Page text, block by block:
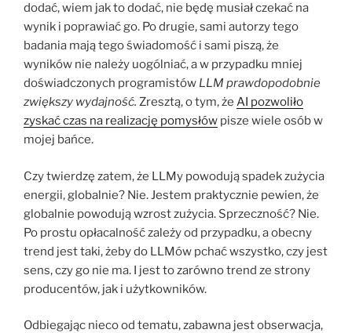
dodać, wiem jak to dodać, nie będę musiał czekać na
wynik i poprawiać go. Po drugie, sami autorzy tego
badania mają tego świadomość i sami piszą, że
wyników nie należy uogólniać, a w przypadku mniej
doświadczonych programistów LLM prawdopodobnie
zwiększy wydajność. Zresztą, o tym, że AI pozwoliło
zyskać czas na realizację pomysłów pisze wiele osób w
mojej bańce.
Czy twierdzę zatem, że LLMy powodują spadek zużycia
energii, globalnie? Nie. Jestem praktycznie pewien, że
globalnie powodują wzrost zużycia. Sprzeczność? Nie.
Po prostu opłacalność zależy od przypadku, a obecny
trend jest taki, żeby do LLMów pchać wszystko, czy jest
sens, czy go nie ma. I jest to zarówno trend ze strony
producentów, jak i użytkowników.
Odbiegając nieco od tematu, zabawna jest obserwacja,